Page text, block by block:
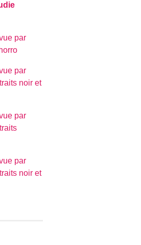
par
par
noir et
par
par
noir et